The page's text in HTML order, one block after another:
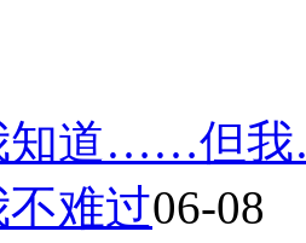
知道……但
难过06-08